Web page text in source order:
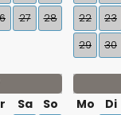
27 28
22
23
29
30
Sa So
Mo
Di